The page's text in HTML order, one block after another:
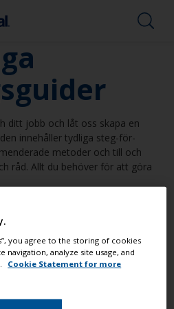
ditt jobb och låt oss skapa en
innehåller tydliga steg-för-
metoder och till och
råd. Allt du behöver för att göra
behandla en yta
you agree to the storing of cookies
navigation, analyze site usage, and
Cookie Statement for more